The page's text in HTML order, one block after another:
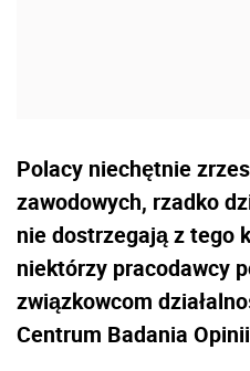
Polacy niechętnie
zawodowych, rzadko
nie dostrzegają z tego
niektórzy pracodawcy
związkowcom
Centrum Badania